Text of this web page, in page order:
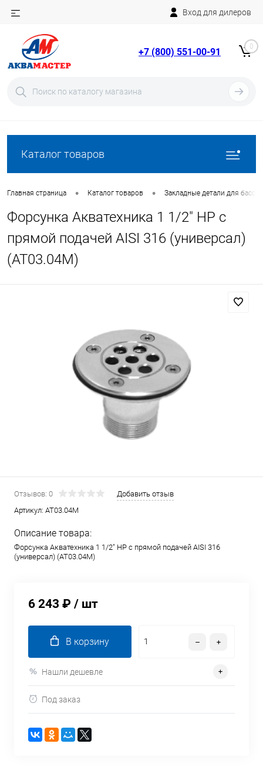
Вход для дилеров
+7 (800) 551-00-91 0
Каталог товаров
Главная страница • Каталог товаров • Закладные детали для
Форсунка Акватехника 1 1/2" НР с
прямой подачей AISI 316 (универсал)
(AT03.04M)
Отзывов: 0
Добавить отзыв
Артикул: AT03.04M
Описание товара:
Форсунка Акватехника 1 1/2" НР с прямой подачей AISI 316
(универсал) (AT03.04M)
6 243 ₽ / шт
В корзину
Нашли дешевле
Под заказ